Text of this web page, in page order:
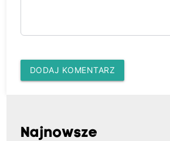
DODAJ KOMENTARZ
Najnowsze